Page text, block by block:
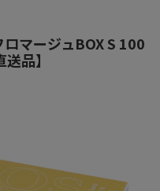
マージュBOX S 100
品】